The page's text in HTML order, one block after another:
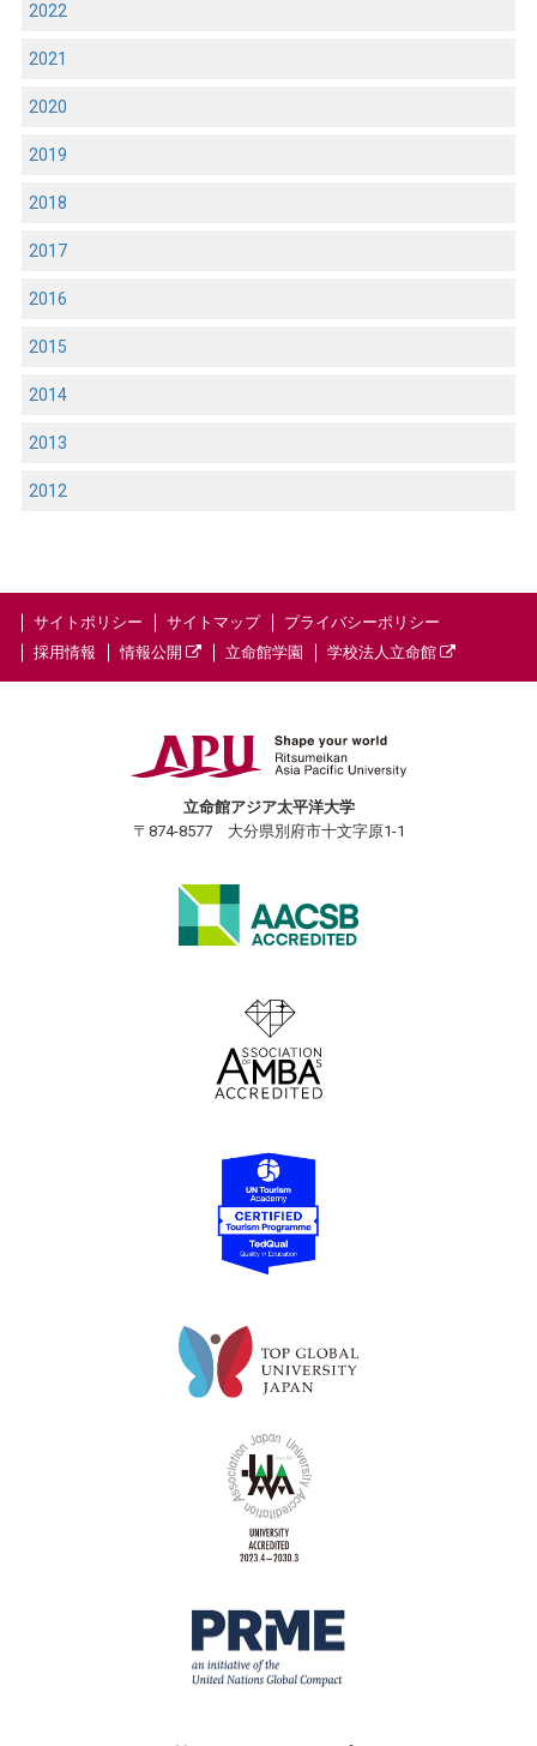
2022
2021
2020
2019
2018
2017
2016
2015
2014
2013
2012
サイトポリシー サイトマップ
プライバシーポリシー
採用情報
情報公開 立命館学園 学校法人立命館
立命館アジア太平洋大学
〒874-8577 大分県別府市十文字原1-1